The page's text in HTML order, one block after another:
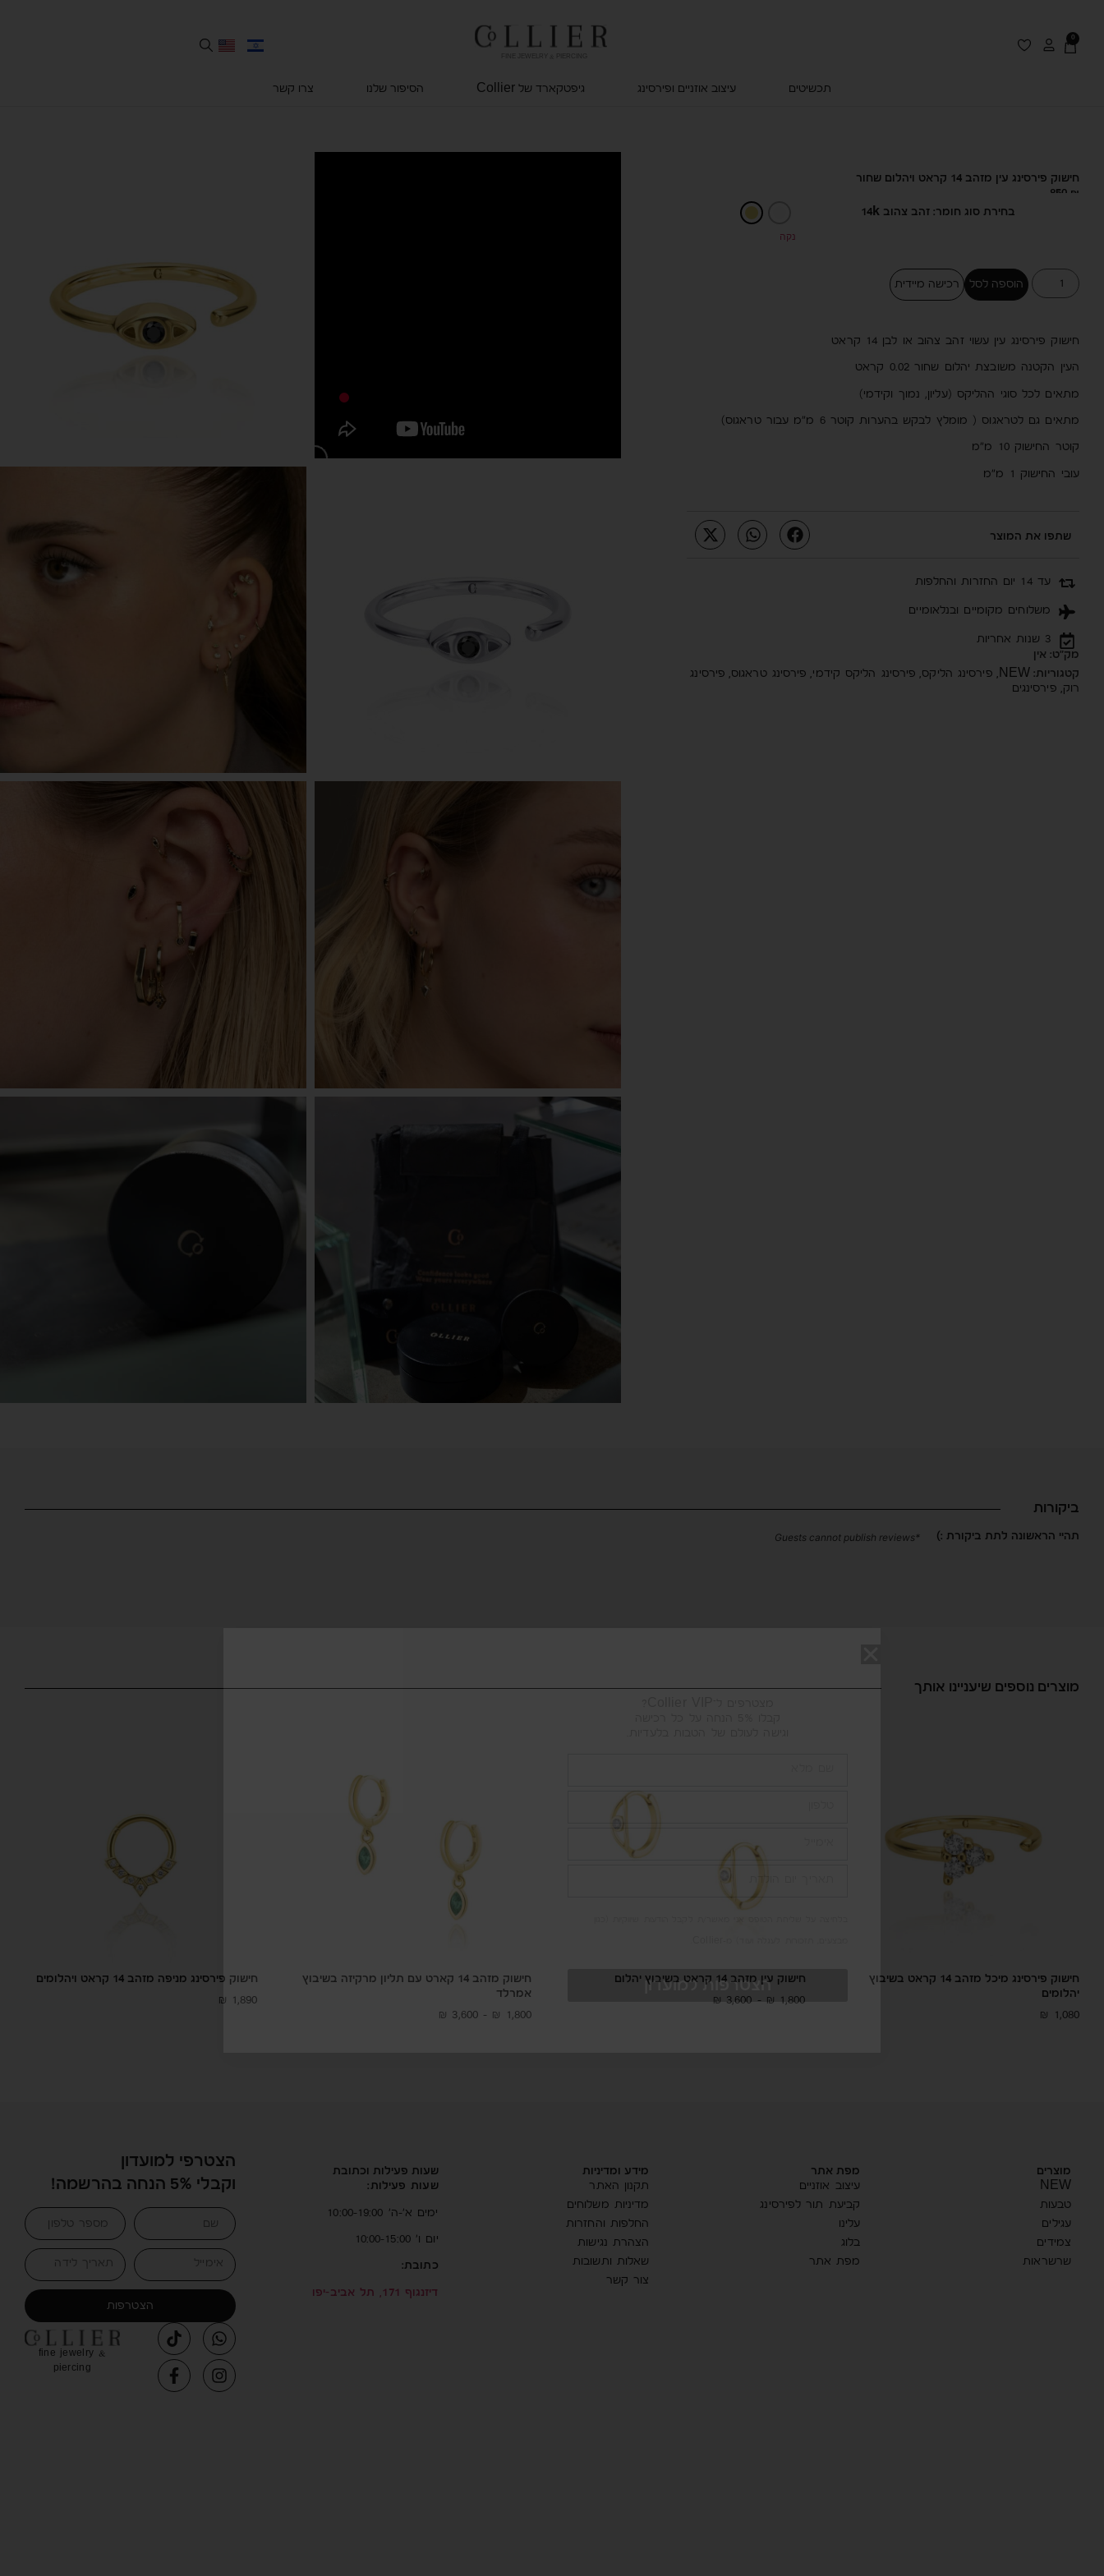
0
FINE JEWELRY & PIERCING
תכשיטים עיצוב אוזניים ופירסינג גיפטקארד של Collier הסיפור שלנו צרו קשר
חישוק פירסינג עין מזהב 14 קראט ויהלום שחור
850 ₪
בחירת סוג חומר: זהב צהוב 14k
נקה
הוספה לסל רכישה מיידית
חישוק פירסינג עין עשוי זהב צהוב או לבן 14 קראט
העין הקטנה משובצת יהלום שחור 0.02 קראט
מתאים לכל סוגי ההליקס (עליון, נמוך וקידמי)
מתאים גם לטראגוס ( מומלץ לבקש בהערות קוטר 6 מ”מ עבור טראגוס)
קוטר החישוק 10 מ”מ
עובי החישוק 1 מ”מ
שתפו את המוצר
עד 14 יום החזרות והחלפות
משלוחים מקומיים ובנלאומיים
3 שנות אחריות
מק"ט: אין
קטגוריות: NEW
, פירסינג הליקס, פירסינג הליקס קידמי, פירסינג טראגוס, פירסינג
רוק, פירסינגים
ביקורות
תהיי הראשונה לתת ביקורת :) *Guests cannot publish reviews
מוצרים נוספים שיעניינו אותך
חישוק פירסינג מיכל מזהב 14 קראט בשיבוץ
יהלומים
1,080
₪
חישוק עין מזהב 14 קראט בשיבוץ יהלום
1,800
₪
–
3,600
₪
חישוק מזהב 14 קארט עם תליון מרקיזה בשיבוץ
אמרלד
1,800
₪
–
3,600
₪
חישוק פירסינג מניפה מזהב 14 קראט ויהלומים
1,890
₪
מוצרים
NEW
טבעות
עגילים
צמידים
שרשראות
מפת אתר
עיצוב אוזניים
קביעת תור לפירסינג
עלינו
בלוג
מפת אתר
מידע ומדיניות
תקנון האתר
מדיניות משלוחים
החלפות והחזרות
הצהרת נגישות
שאלות ותשובות
צור קשר
שעות פעילות וכתובת
שעות פעילות:
ימים א’-ה’ 10:00-19:00
יום ו’ 10:00-15:00
כתובת:
דיזנגוף 171, תל אביב-יפו
הצטרפי למועדון
וקבלי 5% הנחה בהרשמה!
אימייל תאריך לידה
הצטרפות
fine jewelry &
piercing
FINE JEWELRY & PIERCING
הצטרפות למועדון